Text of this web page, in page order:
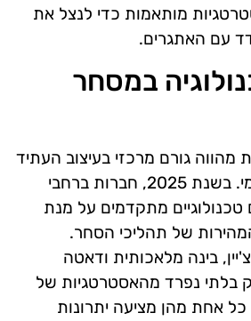
מותאמות כדי לנצל את
עם האתגרים.
במסחר
מהווה גורם מרכזי בעיצוב העתיד
של המסחר הבינלאומי. בשנת 2025, חברות ברחבי
מתקדמים על מנת
של תהליכי הסחר.
בינה מלאכותית ודאטה
בלתי נפרד מהאסטרטגיות של
אחת מהן מציעה יתרונות